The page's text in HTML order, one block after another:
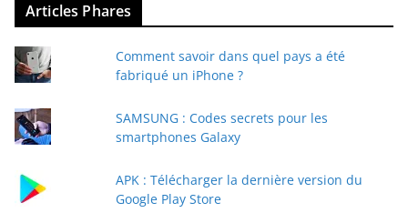
Articles Phares
Comment savoir dans quel pays a été
fabriqué un iPhone ?
SAMSUNG : Codes secrets pour les
smartphones Galaxy
APK : Télécharger la dernière version du
Google Play Store